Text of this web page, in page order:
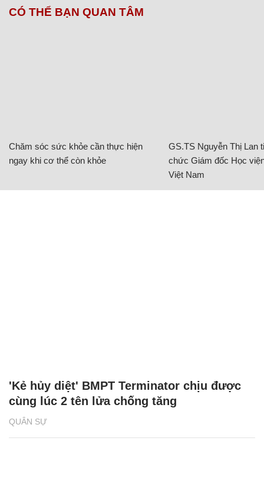
CÓ THỂ BẠN QUAN TÂM
Chăm sóc sức khỏe cần thực hiện
ngay khi cơ thể còn khỏe
GS.TS Nguyễn Thị Lan
chức Giám đốc Học
Việt Nam
QUÂN SỰ
'Kẻ hủy diệt' BMPT Terminator chịu được
cùng lúc 2 tên lửa chống tăng